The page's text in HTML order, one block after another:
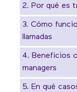
2. Por qué es
3. Cómo
llamadas
4. Beneficios
managers
5. En qué